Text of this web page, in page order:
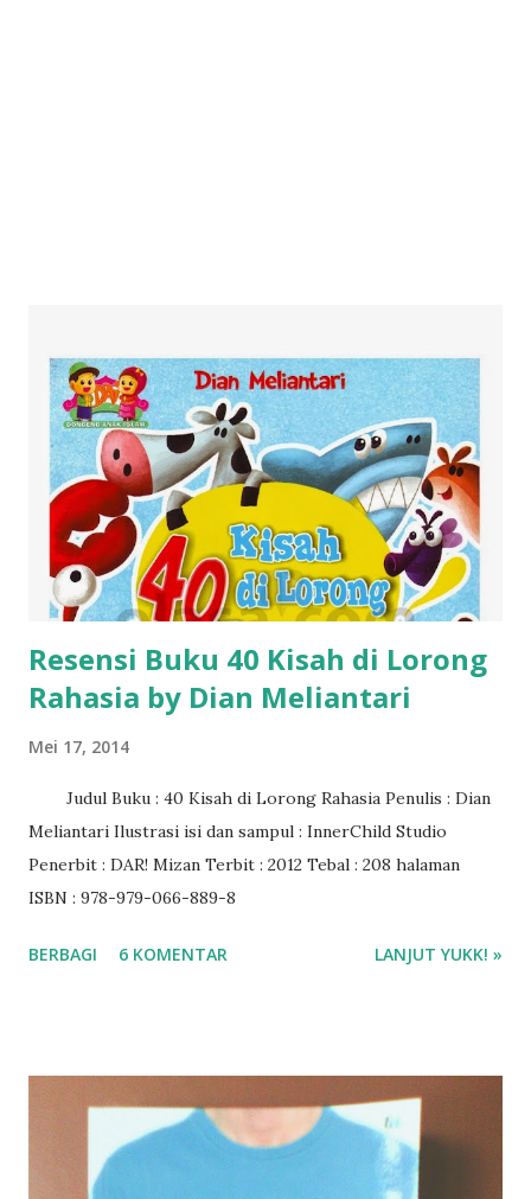
Resensi Buku 40 Kisah di Lorong
Rahasia by Dian Meliantari
Mei 17, 2014
Judul Buku : 40 Kisah di Lorong Rahasia Penulis : Dian
Meliantari Ilustrasi isi dan sampul : InnerChild Studio
Penerbit : DAR! Mizan Terbit : 2012 Tebal : 208 halaman
ISBN : 978-979-066-889-8
BERBAGI 6 KOMENTAR LANJUT YUKK! »